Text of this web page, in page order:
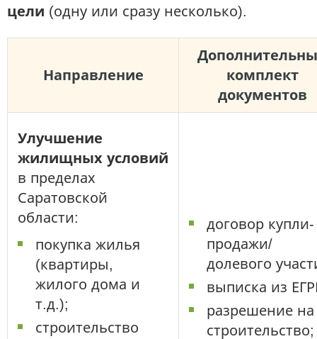
цели (одну или сразу несколько).
Направление
комплект
документов
Улучшение
жилищных условий
в пределах
Саратовской
области:
покупка жилья
(квартиры,
жилого дома и
т.д.);
строительство
договор купли-
продажи/
долевого
выписка из
разрешение на
строительство;